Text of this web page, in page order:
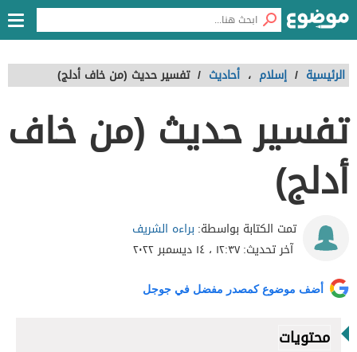
الرئيسية / إسلام ، أحاديث / تفسير حديث (من خاف أدلج)
تفسير حديث (من خاف
أدلج)
تمت الكتابة بواسطة: براءه الشريف
آخر تحديث:١٢:٣٧ ، ١٤ ديسمبر ٢٠٢٢
أضف موضوع كمصدر مفضل في جوجل
محتويات